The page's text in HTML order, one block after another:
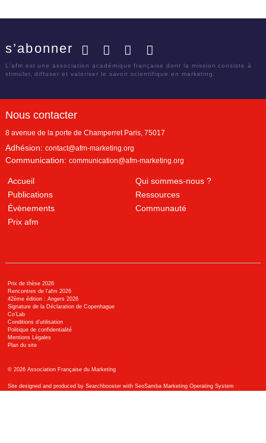
s’abonner
L'afm est une association académique française dont la mission consiste à
stimuler, diffuser et valoriser le savoir scientifique en marketing.
Nous contacter
8 avenue de la porte de Champerret Paris, 75017
Adhésion: contact@afm-marketing.org
Communication: communication@afm-marketing.org
Accueil
Qui sommes-nous ?
Publications
Ressources
Évènements
Communauté
Prix afm
Prix de thèse 2026
Rencontres de l'afm 2026
42ème édition : Angers 2026
Signature de la Déclaration de Copenhague
Co’Lab
Conditions d’utilisation
Politique de confidentialité
Mentions Légales
Plan du site
© 2026Association Française du Marketing
Site designed and produced by Searchbooster with SeoSamba Marketing Operating System